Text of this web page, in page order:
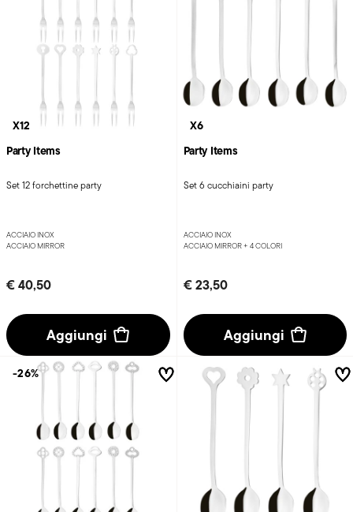
X12
Party Items
Set 12 forchettine party
ACCIAIO INOX
ACCIAIO MIRROR
€ 40,50
Aggiungi
X6
Party Items
Set 6 cucchiaini party
ACCIAIO INOX
ACCIAIO MIRROR + 4 COLORI
€ 23,50
Aggiungi
-26%